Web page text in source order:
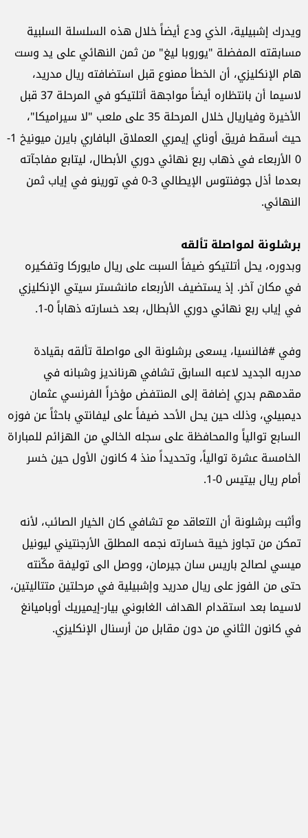
ويدرك إشبيلية، الذي ودع أيضاً خلال هذه السلسلة السلبية
مسابقته المفضلة "يوروبا ليغ" من ثمن النهائي على يد وست
هام الإنكليزي، أن الخطأ ممنوع قبل استضافته ريال مدريد،
لاسيما أن بانتظاره أيضاً مواجهة أتلتيكو في المرحلة 37 قبل
الأخيرة وفياريال خلال المرحلة 35 على ملعب "لا سيراميكا"،
حيث أسقط فريق أوناي إيمري العملاق البافاري بايرن ميونيخ 1-
0 الأربعاء في ذهاب ربع نهائي دوري الأبطال، ليتابع مفاجآته
بعدما أذل جوفنتوس الإيطالي 3-0 في تورينو في إياب ثمن
النهائي.
برشلونة لمواصلة تألقه
وبدوره، يحل أتلتيكو ضيفاً السبت على ريال مايوركا وتفكيره
في مكان آخر. إذ يستضيف الأربعاء مانشستر سيتي الإنكليزي
في إياب ربع نهائي دوري الأبطال، بعد خسارته ذهاباً 0-1.
وفي #فالنسيا، يسعى برشلونة الى مواصلة تألقه بقيادة
مدربه الجديد لاعبه السابق تشافي هرنانديز وشبانه في
مقدمهم بدري إضافة إلى المنتفض مؤخراً الفرنسي عثمان
ديمبيلي، وذلك حين يحل الأحد ضيفاً على ليفانتي باحثاً عن فوزه
السابع توالياً والمحافظة على سجله الخالي من الهزائم للمباراة
الخامسة عشرة توالياً، وتحديداً منذ 4 كانون الأول حين خسر
أمام ريال بيتيس 0-1.
وأثبت برشلونة أن التعاقد مع تشافي كان الخيار الصائب، لأنه
تمكن من تجاوز خيبة خسارته نجمه المطلق الأرجنتيني ليونيل
ميسي لصالح باريس سان جيرمان، ووصل الى توليفة مكّنته
حتى من الفوز على ريال مدريد وإشبيلية في مرحلتين متتاليتين،
لاسيما بعد استقدام الهداف الغابوني بيار-إيميريك أوباميانغ
في كانون الثاني من دون مقابل من أرسنال الإنكليزي.